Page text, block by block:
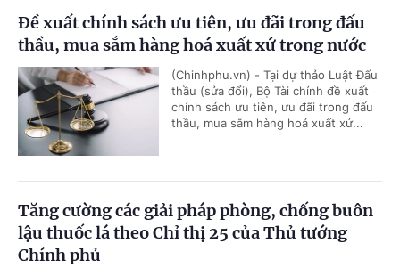
Đề xuất chính sách ưu tiên, ưu đãi trong đấu
thầu, mua sắm hàng hoá xuất xứ trong nước
(Chinhphu.vn) - Tại dự thảo Luật Đấu
thầu (sửa đổi), Bộ Tài chính đề xuất
chính sách ưu tiên, ưu đãi trong đấu
thầu, mua sắm hàng hoá xuất xứ...
Tăng cường các giải pháp phòng, chống buôn
lậu thuốc lá theo Chỉ thị 25 của Thủ tướng
Chính phủ